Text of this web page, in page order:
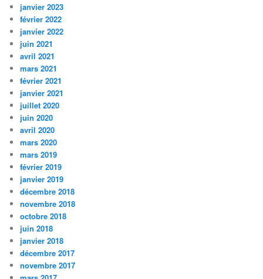
janvier 2023
février 2022
janvier 2022
juin 2021
avril 2021
mars 2021
février 2021
janvier 2021
juillet 2020
juin 2020
avril 2020
mars 2020
mars 2019
février 2019
janvier 2019
décembre 2018
novembre 2018
octobre 2018
juin 2018
janvier 2018
décembre 2017
novembre 2017